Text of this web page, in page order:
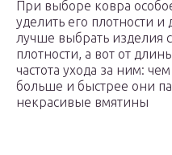
При выборе ковра
уделить его плотности
лучше выбрать изделия
плотности, а вот от
частота ухода за ним:
больше и быстрее они
некрасивые вмятины